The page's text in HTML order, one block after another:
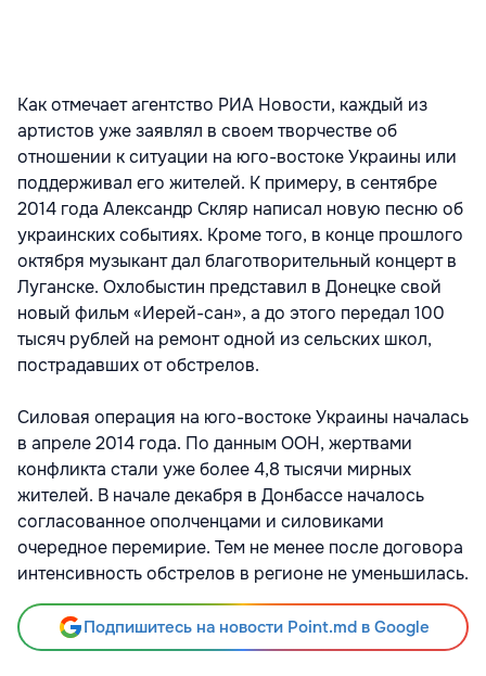
Как отмечает агентство РИА Новости, каждый из
артистов уже заявлял в своем творчестве об
отношении к ситуации на юго-востоке Украины или
поддерживал его жителей. К примеру, в сентябре
2014 года Александр Скляр написал новую песню об
украинских событиях. Кроме того, в конце прошлого
октября музыкант дал благотворительный концерт в
Луганске. Охлобыстин представил в Донецке свой
новый фильм «Иерей-сан», а до этого передал 100
тысяч рублей на ремонт одной из сельских школ,
пострадавших от обстрелов.
Силовая операция на юго-востоке Украины началась
в апреле 2014 года. По данным ООН, жертвами
конфликта стали уже более 4,8 тысячи мирных
жителей. В начале декабря в Донбассе началось
согласованное ополченцами и силовиками
очередное перемирие. Тем не менее после договора
интенсивность обстрелов в регионе не уменьшилась.
Подпишитесь на новости Point.md в Google